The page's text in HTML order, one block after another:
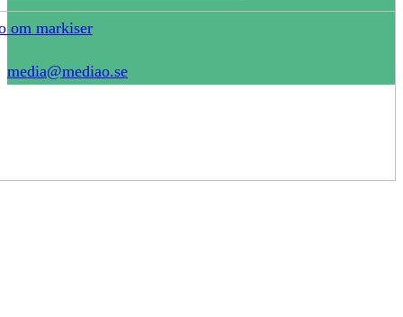
om markiser
media@mediao.se